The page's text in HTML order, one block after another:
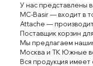
У нас представлены
MC-Basir— входит в
Attache —
Поставщик корзин
Мы предлагаем
Москва и ТК Южные
Вся продукция имеет